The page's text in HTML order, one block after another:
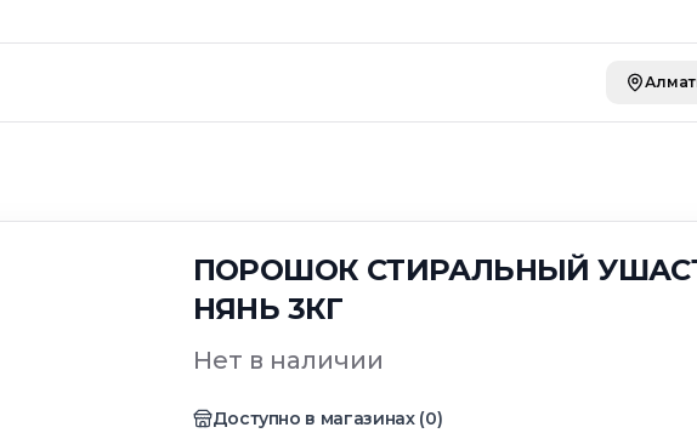
ПОРОШОК СТИРАЛЬНЫЙ
НЯНЬ 3КГ
Нет в наличии
Доступно в магазинах(0)